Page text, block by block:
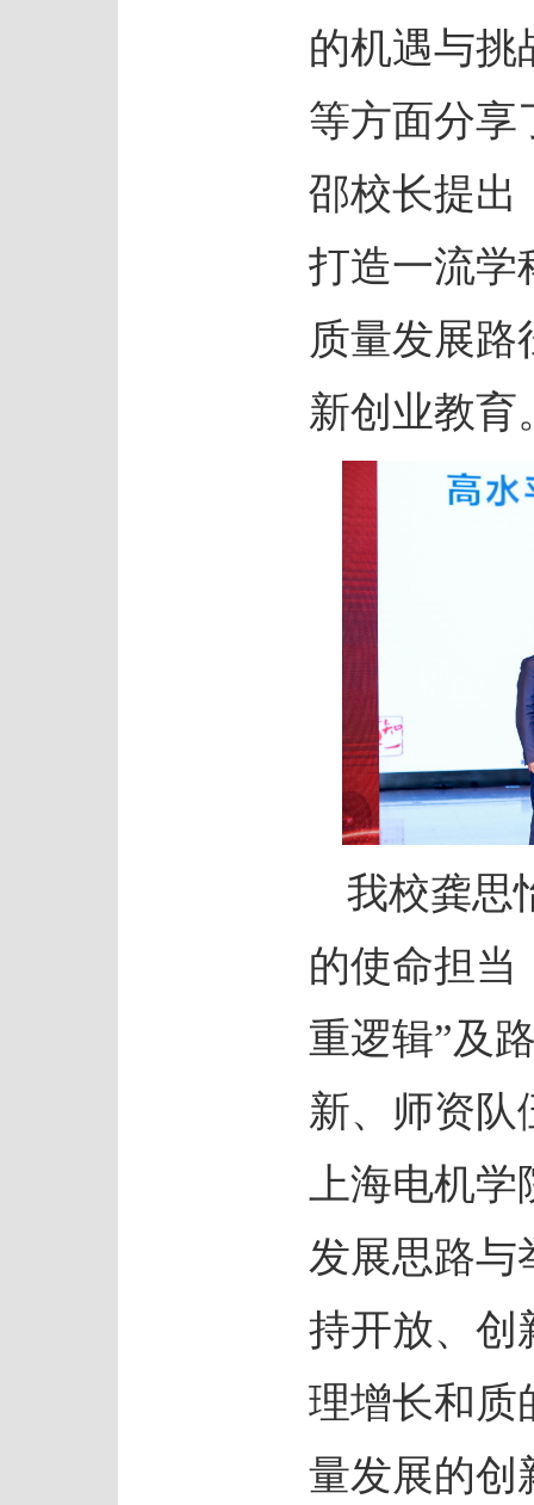
的机遇与挑
等方面分享
邵校长提出
打造一流学
质量发展
新创业教育
我校龚思
的使命担当
重逻辑”及
新、师资队
上海电机学
发展思路与
持开放、创
理增长和质
量发展的创